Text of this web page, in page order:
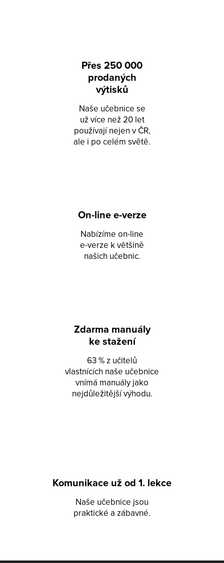
Přes 250 000
prodaných
výtisků
Naše učebnice se
už více než 20 let
používají nejen v ČR,
ale i po celém světě.
On-line e-verze
Nabízíme on-line
e-verze k většině
našich učebnic.
Zdarma manuály
ke stažení
63 % z učitelů
vlastnících naše učebnice
vnímá manuály jako
nejdůležitější výhodu.
Komunikace už od 1. lekce
Naše učebnice jsou
praktické a zábavné.